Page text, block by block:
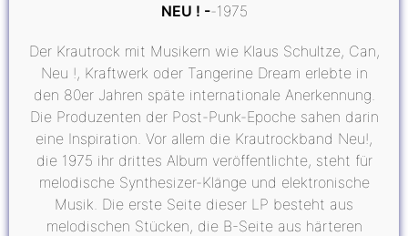
NEU ! 1975
Der Krautrock mit Musikern wie Klaus Schultze, Can,
Neu !, Kraftwerk oder Tangerine Dream erlebte in
den 80er Jahren späte internationale Anerkennung.
Die Produzenten der Post-Punk-Epoche sahen darin
eine Inspiration. Vor allem die Krautrockband Neu!,
die 1975 ihr drittes Album veröffentlichte, steht für
melodische Synthesizer-Klänge und elektronische
Musik. Die erste Seite dieser LP besteht aus
melodischen Stücken, die B-Seite aus härteren